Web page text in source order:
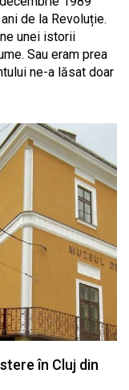
de la Revoluție.
unei istorii
Sau eram prea
ne-a lăsat doar
în Cluj din